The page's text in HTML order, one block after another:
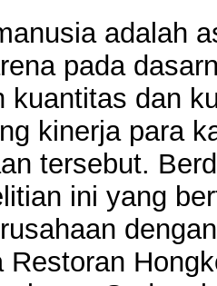
adalah
pada
kuantitas dan
kinerja para
tersebut.
ini yang
Restoran